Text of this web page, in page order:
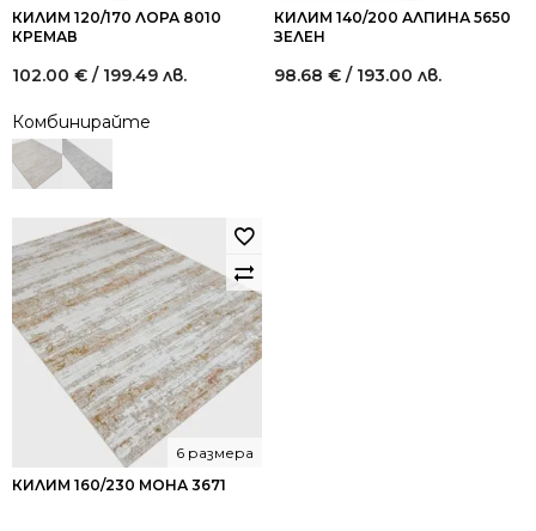
КИЛИМ 120/170 ЛОРА 8010
КРЕМАВ
102.00 € / 199.49 лв.
Комбинирайте
КИЛИМ 140/200 АЛПИНА 5650
ЗЕЛЕН
98.68 € / 193.00 лв.
КИЛИМ 160/230 МОНА 3671
6 размера